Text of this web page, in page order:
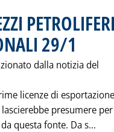
29/1
dalla notizia del
licenze di
presumere per
questa fonte. Da s...